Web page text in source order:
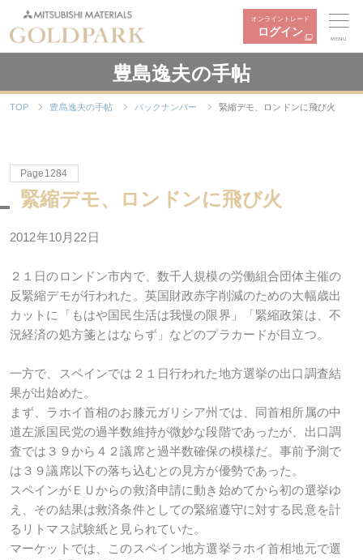
オンライントレード
ログイン
MENU
豊島逸夫の手帖
TOP 豊島逸夫の手帖 バックナンバー 緊縮デモ、ロンドンに飛び火
Page1284
緊縮デモ、ロンドンに飛び火
2012年10月22日
２１日のロンドン市内で、数千人規模の労働組合団体主催の
反緊縮デモが行われた。英国財政赤字削減のための大幅歳出
カットに「もはや国民生活は我慢の限界」「緊縮政策は、不
況経済の処方箋とはならず」などのプラカードが目立つ。
一方で、スペインでは２１日行われた地方選挙の出口調査結
果が出始めた。
まず、ラホイ首相のお膝元ガリシア州では、同首相所属の中
道左派国民党の過半数維持が微妙な段階であったが、出口調
査では３９から４２議席と過半数確保の模様だ。事前予測で
は３９議席以下の落ち込むとの見方が優勢であった。
スペインがＥＵからの救済申請に動き始めてから初の選挙ゆ
え、その結果は救済条件としての緊縮遵守に対する民意を計
るリトマス試験紙と見られていた。
マーケットでは、このスペイン地方選挙ラホイ首相地元で選